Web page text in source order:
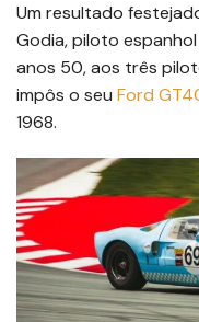
Um resultado
Godia, piloto
anos 50, aos três
impôs o seu Ford
1968.